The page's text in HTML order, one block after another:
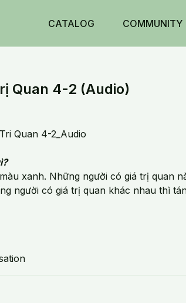
CATALOG COMMUNITY
Quan 4-2 (Audio)
Quan 4-2_Audio
xanh. Những người có giá trị quan
người có giá trị quan khác nhau thì